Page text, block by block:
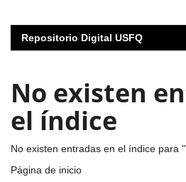
Repositorio Digital USFQ
No existen
el índice
No existen entradas en el índice para
Página de inicio